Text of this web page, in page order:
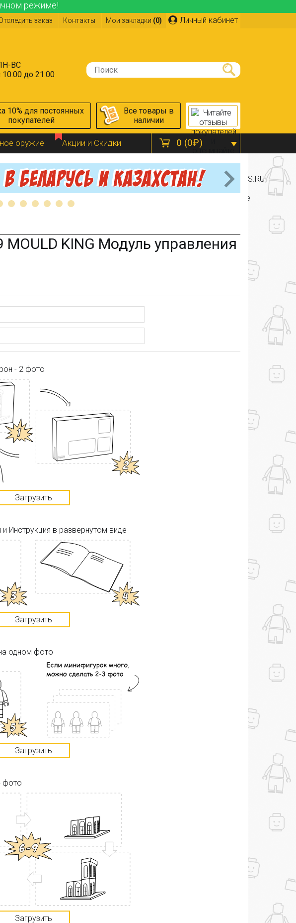
режиме!
Личный кабинет
заказ Контакты Мои закладки (0)
ВС
10:00 до 21:00
0 (0₽)
10% для постоянных
покупателей
Все товары в
наличии
оружие Акции и Скидки
KING Модуль управления
- 2 фото
Загрузить
Инструкция в развернутом виде
Загрузить
одном фото
Загрузить
фото
Загрузить